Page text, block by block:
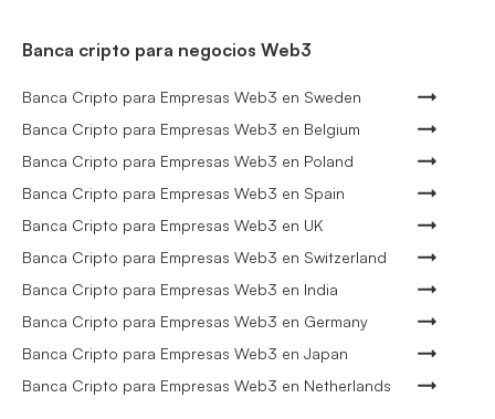
Banca cripto para negocios Web3
Banca Cripto para Empresas Web3 en Sweden
Banca Cripto para Empresas Web3 en Belgium
Banca Cripto para Empresas Web3 en Poland
Banca Cripto para Empresas Web3 en Spain
Banca Cripto para Empresas Web3 en UK
Banca Cripto para Empresas Web3 en Switzerland
Banca Cripto para Empresas Web3 en India
Banca Cripto para Empresas Web3 en Germany
Banca Cripto para Empresas Web3 en Japan
Banca Cripto para Empresas Web3 en Netherlands